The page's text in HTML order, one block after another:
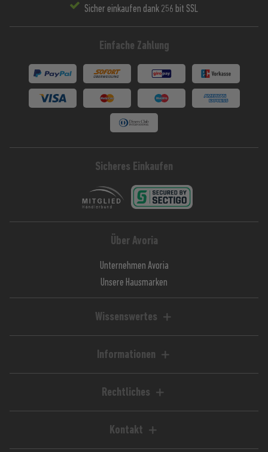
Sicher einkaufen dank 256 bit SSL
Einfache Zahlung
Sicheres Einkaufen
Über Avoria
Unternehmen Avoria
Unsere Hausmarken
Wissenswertes
Magazin / Blog
Informationen
Kundenkonto
Lieferzeiten
Rechtliches
AGB
Kontakt
Avoria GmbH